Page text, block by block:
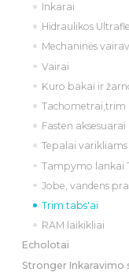
Inkarai
Hidraulikos
Mechaninės
Vairai
Kuro bakai ir
Tachometrai,trim
Fasten
Tepalai varikliams
Tampymo lankai
Jobe, vandens
Trim tabs'ai
RAM laikikliai
Echolotai
Stronger Inkaravimo